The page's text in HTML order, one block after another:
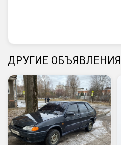
ДРУГИЕ ОБЪЯВЛЕНИЯ